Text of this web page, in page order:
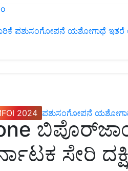
ಪಶುಸಂಗೋಪನೆ ಯಶೋಗಾಥೆ ಇತರೆ
2024 ಪಶುಸಂಗೋಪನೆ
ಸೇರಿ